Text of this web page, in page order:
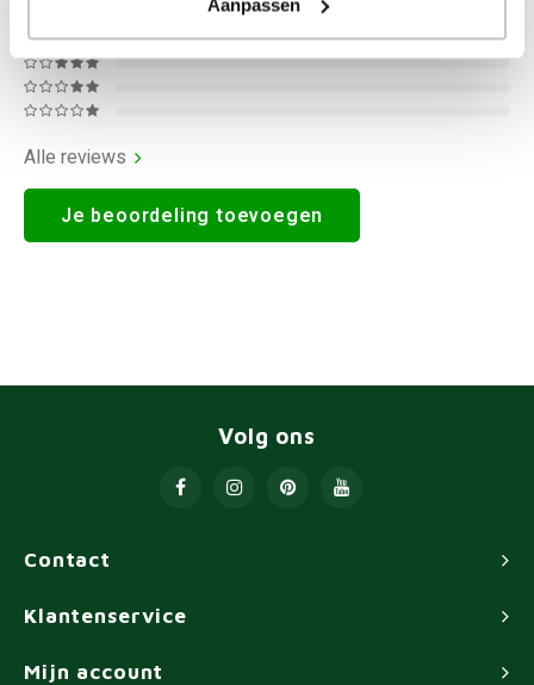
Aanpassen
Alle reviews
Je beoordeling toevoegen
Contact
Volg ons
Klantenservice
Mijn account